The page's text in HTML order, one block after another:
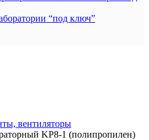
“под ключ”
вентиляторы
KP8-1 (полипропилен)